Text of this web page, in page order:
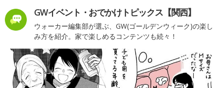
GWイベント・おでかけトピックス【関西】
ウォーカー編集部が選ぶ、GW(ゴールデンウィーク)の楽し
み方を紹介。家で楽しめるコンテンツも続々！